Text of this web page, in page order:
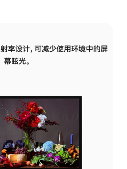
率设计，可减少使用环境中的屏
幕眩光。